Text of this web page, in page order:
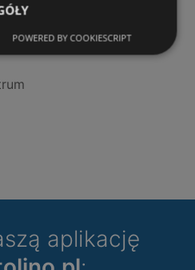
aplikację
POWERED BY COOKIESCRIPT